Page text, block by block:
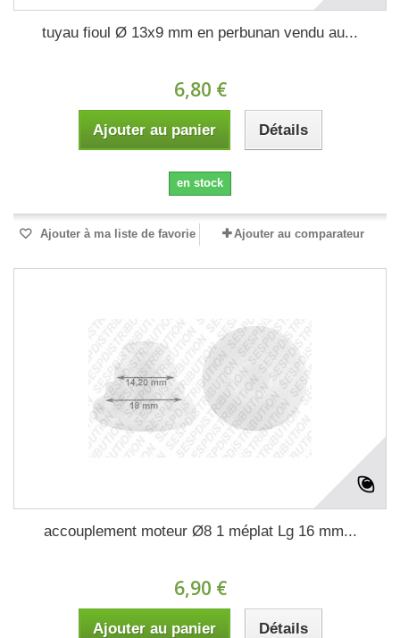
tuyau fioul Ø 13x9 mm en perbunan vendu au...
6,80 €
Ajouter au panier Détails
en stock
Ajouter à ma liste de favorie Ajouter au comparateur
accouplement moteur Ø8 1 méplat Lg 16 mm...
6,90 €
Ajouter au panier Détails